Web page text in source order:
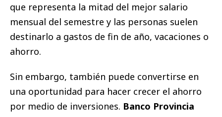
que representa la mitad del mejor salario
mensual del semestre y las personas suelen
destinarlo a gastos de fin de año, vacaciones o
ahorro.
Sin embargo, también puede convertirse en
una oportunidad para hacer crecer el ahorro
por medio de inversiones. Banco Provincia